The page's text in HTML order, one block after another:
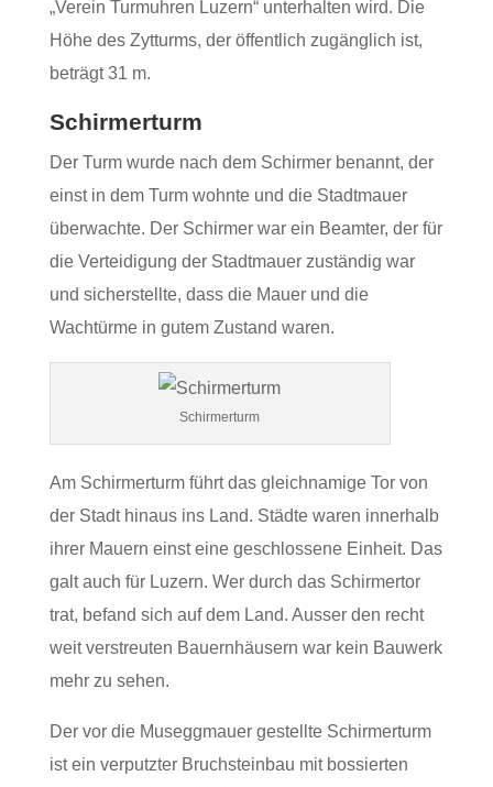
„Verein Turmuhren Luzern“ unterhalten wird. Die
Höhe des Zytturms, der öffentlich zugänglich ist,
beträgt 31 m.
Schirmerturm
Der Turm wurde nach dem Schirmer benannt, der
einst in dem Turm wohnte und die Stadtmauer
überwachte. Der Schirmer war ein Beamter, der für
die Verteidigung der Stadtmauer zuständig war
und sicherstellte, dass die Mauer und die
Wachtürme in gutem Zustand waren.
Schirmerturm
Am Schirmerturm führt das gleichnamige Tor von
der Stadt hinaus ins Land. Städte waren innerhalb
ihrer Mauern einst eine geschlossene Einheit. Das
galt auch für Luzern. Wer durch das Schirmertor
trat, befand sich auf dem Land. Ausser den recht
weit verstreuten Bauernhäusern war kein Bauwerk
mehr zu sehen.
Der vor die Museggmauer gestellte Schirmerturm
ist ein verputzter Bruchsteinbau mit bossierten